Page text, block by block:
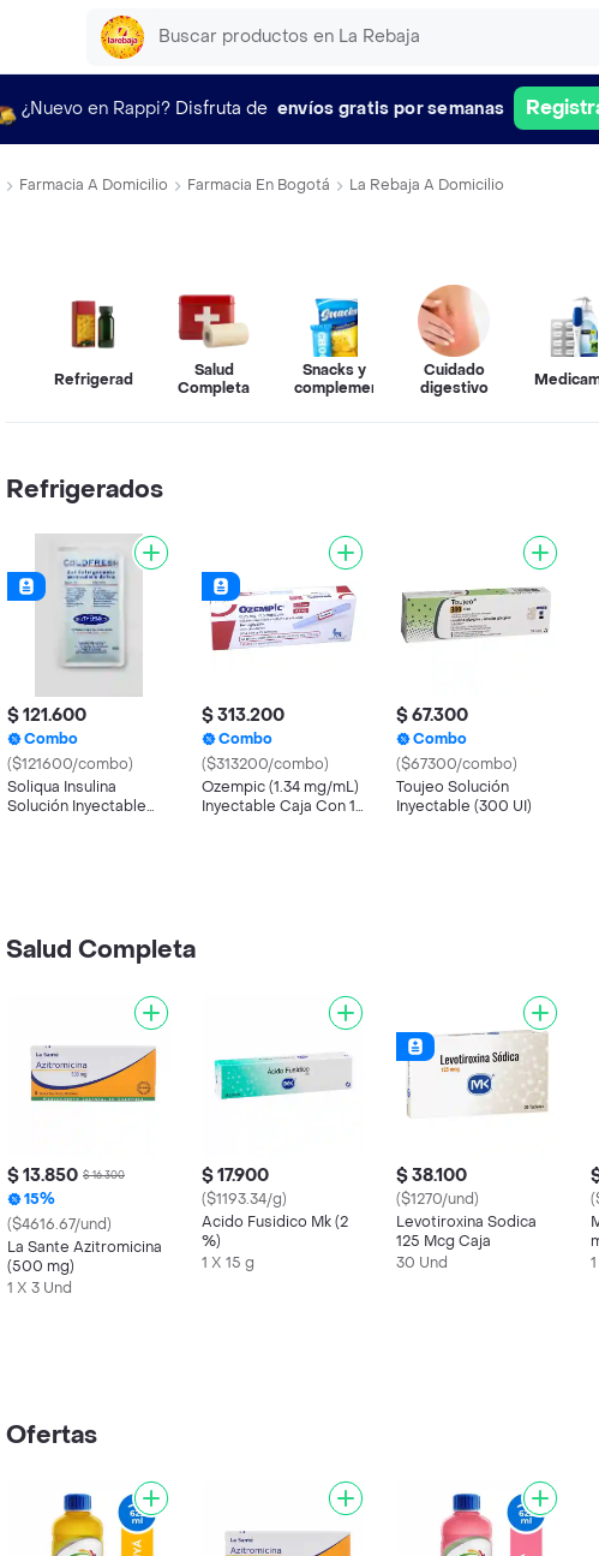
¿Nuevo en Rappi? Disfruta de envíos gratis por semanas
Farmacia A Domicilio Farmacia En Bogotá La Rebaja A Domicilio
Refrigerados
Salud
Completa
Snacks y
complementos
Cuidado
digestivo
Refrigerados
$ 121.600
Combo
($121600/combo)
Soliqua Insulina
Solución Inyectable
$ 313.200
Combo
($313200/combo)
Ozempic (1.34 mg/mL)
Inyectable Caja Con 1
$ 67.300
Combo
($67300/combo)
Toujeo Solución
Inyectable (300 UI)
Salud Completa
$ 13.850 $ 16.300
15%
($4616.67/und)
La Sante Azitromicina
(500 mg)
1 X 3 Und
$ 17.900
($1193.34/g)
Acido Fusidico Mk (2
%)
1 X 15 g
$ 38.100
($1270/und)
Levotiroxina Sodica
125 Mcg Caja
30 Und
Ofertas